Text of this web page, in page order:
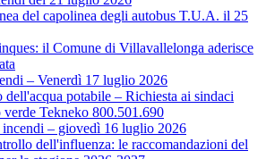
del capolinea degli autobus T.U.A. il 25
il Comune di Villavallelonga aderisce
– Venerdì 17 luglio 2026
potabile – Richiesta ai sindaci
Tekneko 800.501.690
– giovedì 16 luglio 2026
dell'influenza: le raccomandazioni del